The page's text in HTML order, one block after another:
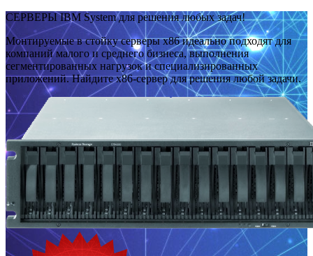
СЕРВЕРЫ IBM System для решения любых задач!
Монтируемые в стойку серверы x86 идеально подходят для
компаний малого и среднего бизнеса, выполнения
сегментированных нагрузок и специализированных
приложений. Найдите x86-сервер для решения любой задачи.